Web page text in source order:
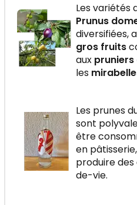
Les variétés
Prunus
diversifiées,
gros fruits
aux
les
Les prunes
sont
être
en
produire
de-vie.